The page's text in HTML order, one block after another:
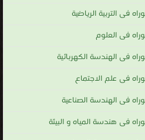
فى التربية الرياضية
فى العلوم
فى الهندسة الكهربائية
فى علم الاجتماع
فى الهندسة الصناعية
فى هندسة المياه و البيئة